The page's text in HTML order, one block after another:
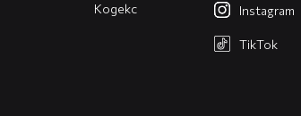
Кодекс Instagram
TikTok